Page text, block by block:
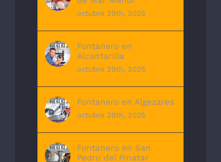
octubre 29th, 2025
Fontanero en
Alcantarilla
octubre 29th, 2025
Fontanero en Algezares
octubre 29th, 2025
Fontanero en San
Pedro del Pinatar